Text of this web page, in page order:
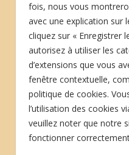
fois, nous vous
avec une explication sur
cliquez sur « Enregistrer
autorisez à utiliser les
d’extensions que vous
fenêtre contextuelle,
politique de cookies.
l’utilisation des cookies
veuillez noter que notre
fonctionner